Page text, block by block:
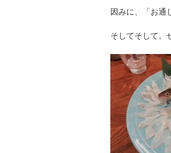
因みに、「お通
そしてそして。